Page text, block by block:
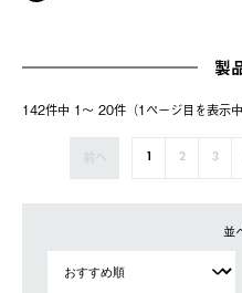
製
142件中 1〜 20件（1ページ⽬を表⽰中
前へ 1 2 3
並